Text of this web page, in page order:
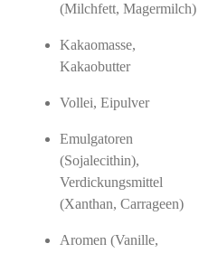
(Milchfett, Magermilch)
Kakaomasse,
Kakaobutter
Vollei, Eipulver
Emulgatoren
(Sojalecithin),
Verdickungsmittel
(Xanthan, Carrageen)
Aromen (Vanille,